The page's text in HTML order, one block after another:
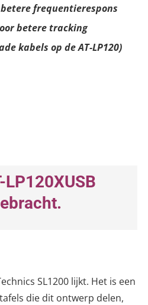
frequentierespons
betere tracking
kabels op de AT-LP120)
SL1200 lijkt. Het is een
die dit ontwerp delen,